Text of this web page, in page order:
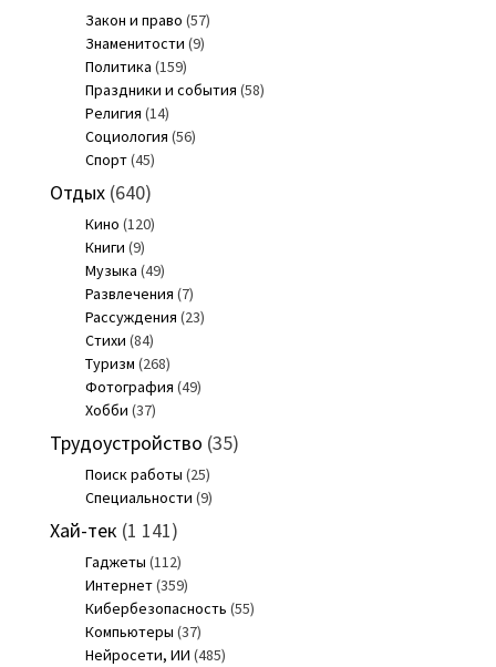
Закон и право (57)
Знаменитости (9)
Политика (159)
Праздники и события (58)
Религия (14)
Социология (56)
Спорт(45)
Отдых(640)
Кино (120)
Книги (9)
Музыка (49)
Развлечения (7)
Рассуждения (23)
Стихи (84)
Туризм (268)
Фотография (49)
Хобби (37)
Трудоустройство (35)
Поиск работы (25)
Специальности (9)
Хай-тек (1 141)
Гаджеты (112)
Интернет(359)
Кибербезопасность (55)
Компьютеры (37)
Нейросети, ИИ (485)